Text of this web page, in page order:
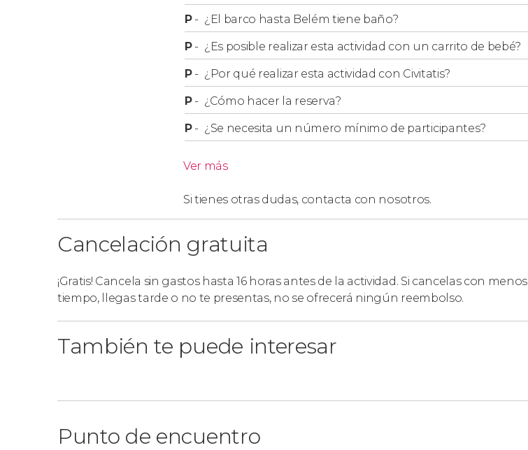
P- ¿El barco hasta Belém tiene baño?
P- ¿Es posible realizar esta actividad con un carrito de bebé?
P- ¿Por qué realizar esta actividad con Civitatis?
P- ¿Cómo hacer la reserva?
P- ¿Se necesita un número mínimo de participantes?
Ver más
Si tienes otras dudas, contacta con nosotros.
Cancelación gratuita
¡Gratis! Cancela sin gastos hasta 16 horas antes de la actividad. Si cancelas con menos
tiempo, llegas tarde o no te presentas, no se ofrecerá ningún reembolso.
También te puede interesar
Punto de encuentro